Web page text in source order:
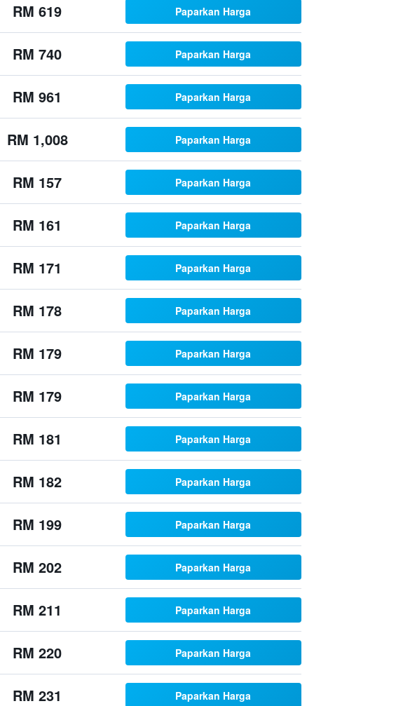
RM 619 Paparkan Harga
RM 740 Paparkan Harga
RM 961 Paparkan Harga
RM 1,008 Paparkan Harga
RM 157 Paparkan Harga
RM 161 Paparkan Harga
RM 171 Paparkan Harga
RM 178 Paparkan Harga
RM 179 Paparkan Harga
RM 179 Paparkan Harga
RM 181 Paparkan Harga
RM 182 Paparkan Harga
RM 199 Paparkan Harga
RM 202 Paparkan Harga
RM 211 Paparkan Harga
RM 220 Paparkan Harga
RM 231 Paparkan Harga